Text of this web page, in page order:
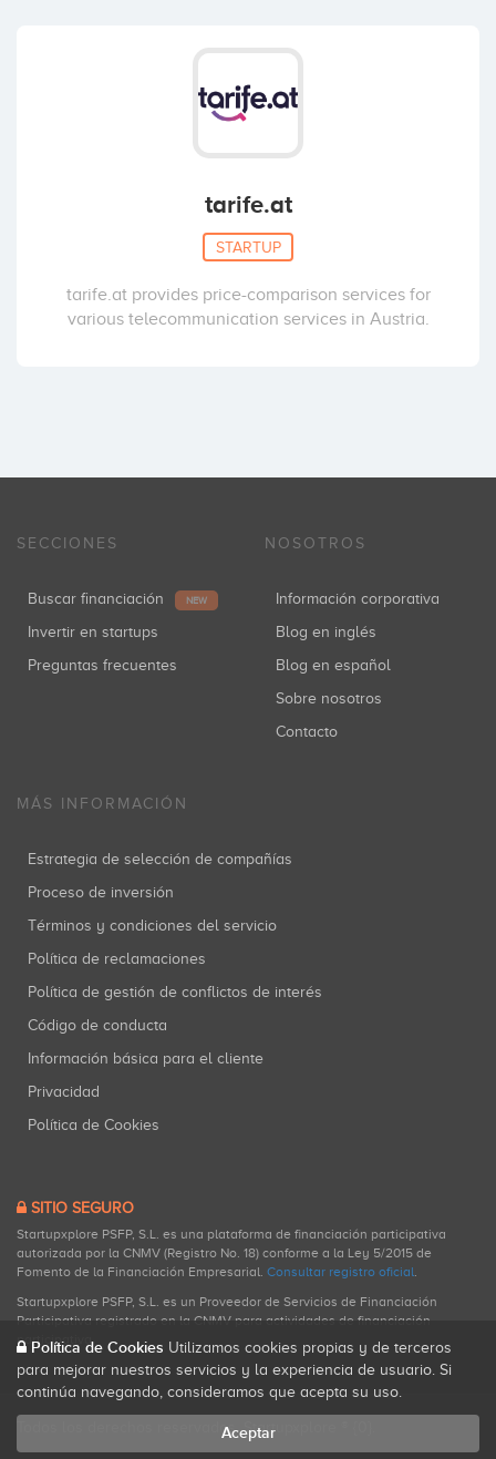
tarife.at
STARTUP
tarife.at provides price-comparison services for
various telecommunication services in Austria.
SECCIONES
Buscar financiación NEW
Invertir en startups
Preguntas frecuentes
NOSOTROS
Información corporativa
Blog en inglés
Blog en español
Sobre nosotros
Contacto
MÁS INFORMACIÓN
Estrategia de selección de compañías
Proceso de inversión
Términos y condiciones del servicio
Política de reclamaciones
Política de gestión de conflictos de interés
Código de conducta
Información básica para el cliente
Privacidad
Política de Cookies
SITIO SEGURO
Startupxplore PSFP, S.L. es una plataforma de financiación participativa
autorizada por la CNMV (Registro No. 18) conforme a la Ley 5/2015 de
Fomento de la Financiación Empresarial. Consultar registro oficial.
Startupxplore PSFP, S.L. es un Proveedor de Servicios de Financiación
Participativa registrado en la CNMV para actividades de financiación
participativa.
Todos los derechos reservados. Startupxplore ® {0}.
Política de Cookies Utilizamos cookies propias y de terceros
para mejorar nuestros servicios y la experiencia de usuario. Si
continúa navegando, consideramos que acepta su uso.
Aceptar